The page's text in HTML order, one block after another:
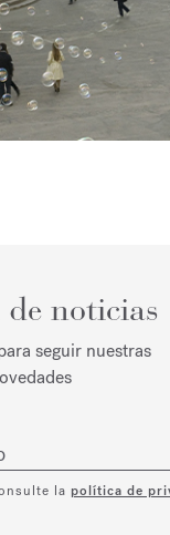
noticias
seguir nuestras
la política de